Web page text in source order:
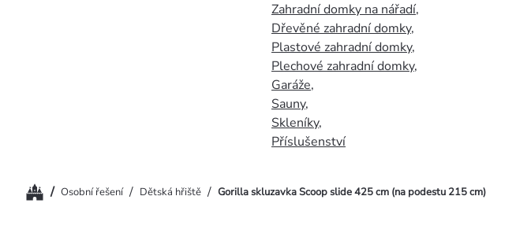
Zahradní domky na nářadí,
Dřevěné zahradní domky,
Plastové zahradní domky,
Plechové zahradní domky,
Garáže,
Sauny,
Skleníky,
Příslušenství
Domů/ Osobní řešení / Dětská hřiště / Gorilla skluzavka Scoop slide 425 cm (na podestu 215 cm)